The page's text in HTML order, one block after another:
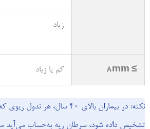
زیاد
≥ 8mm کم یا زیاد
تشخیص داده شود، سرطان ریه به‌­حساب می‌آید